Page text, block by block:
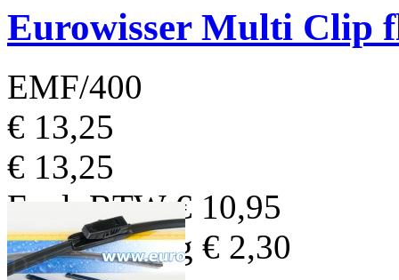
Eurowisser Multi Clip
EMF/400
€ 13,25
€ 13,25
Excl. BTW € 10,95
BTW Bedrag € 2,30